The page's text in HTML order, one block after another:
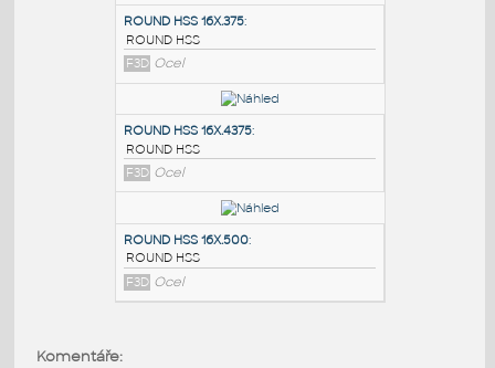
PODOBNÉ BLOKY
ROUND HSS 16X.3125:
ROUND HSS
F3D Ocel
ROUND HSS 16X.375
ROUND HSS
F3D Ocel
Komentáře: